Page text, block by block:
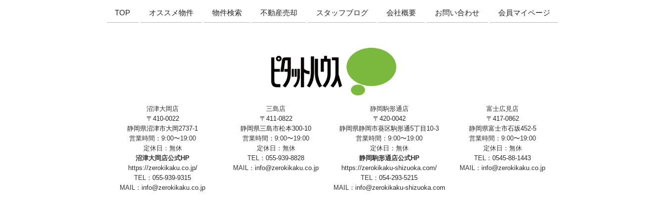
ンTOP オススメ物件 物件検索 不動産売却 スタッフブログ 会社概要 お問い合わせ 会員マイページ
沼津大岡店
〒410-0022
静岡県沼津市大岡2737-1
営業時間：9:00〜19:00
定休日：無休
沼津大岡店公式HP
https://zerokikaku.co.jp/
TEL： 055-939-9315
MAIL： info@zerokikaku.co.jp
三島店
〒411-0822
静岡県三島市松本300-10
営業時間：9:00〜19:00
定休日：無休
TEL： 055-939-8828
MAIL： info@zerokikaku.co.jp
静岡駒形通店
〒420-0042
静岡県静岡市葵区駒形通5丁目10-3
営業時間：9:00〜19:00
定休日：無休
静岡駒形通店公式HP
https://zerokikaku-shizuoka.com/
TEL： 054-293-5215
MAIL： info@zerokikaku-shizuoka.com
富士広見店
〒417-0862
静岡県富士市石坂452-5
営業時間：9:00〜19:00
定休日：無休
TEL： 0545-88-1443
MAIL： info@zerokikaku.co.jp